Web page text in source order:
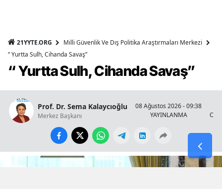
21YYTE.ORG
Milli Güvenlik Ve Dış Politika Araştırmaları Merkezi
“ Yurtta Sulh, Cihanda Savaş”
“ Yurtta Sulh, Cihanda Savaş”
Prof. Dr. Sema Kalaycıoğlu
Merkez Başkanı
08 Ağustos 2026 - 09:38
YAYINLANMA